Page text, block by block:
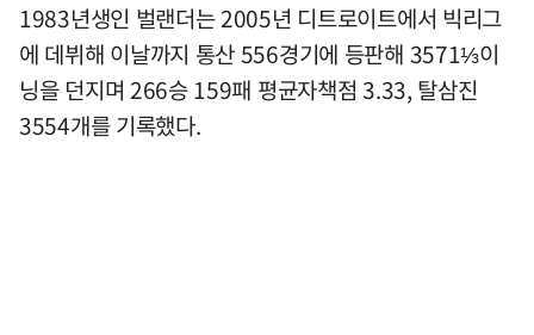
1983년생인 벌랜더는 2005년 디트로이트에서 빅리그
에 데뷔해 이날까지 통산 556경기에 등판해 3571⅓이
닝을 던지며 266승 159패 평균자책점 3.33, 탈삼진
3554개를 기록했다.